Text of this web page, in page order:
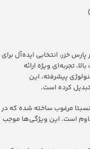
خزر، انتخابی ایده‌آل برای
تجربه‌ای ویژه ارائه
پیشرفته، این
تبدیل کرده است.
نسبتا مرغوب ساخته شده که در
است. این ویژگی‌ها موجب